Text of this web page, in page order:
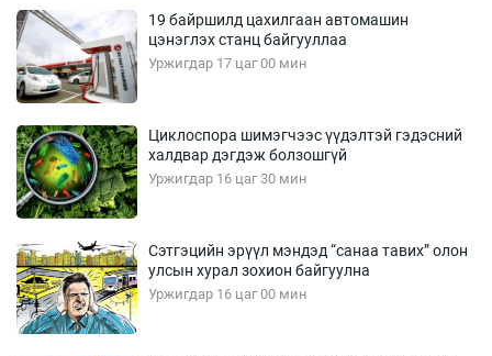
19 байршилд цахилгаан автомашин
цэнэглэх станц байгууллаа
Уржигдар 17 цаг 00 мин
Циклоспора шимэгчээс үүдэлтэй гэдэсний
халдвар дэгдэж болзошгүй
Уржигдар 16 цаг 30 мин
Сэтгэцийн эрүүл мэндэд “санаа тавих” олон
улсын хурал зохион байгуулна
Уржигдар 16 цаг 00 мин